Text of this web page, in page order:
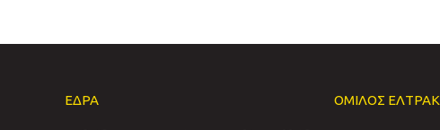
ΕΔΡΑ ΟΜΙΛΟΣ ΕΛΤΡΑΚ